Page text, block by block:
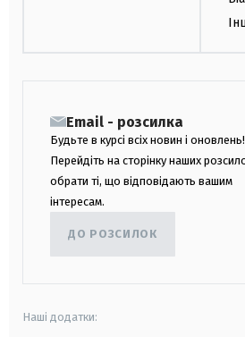
Email - розсилка
Будьте в курсі всіх новин і оновлень!
Перейдіть на сторінку наших
обрати ті, що відповідають вашим
інтересам.
ДО РОЗСИЛОК
Наші додатки: